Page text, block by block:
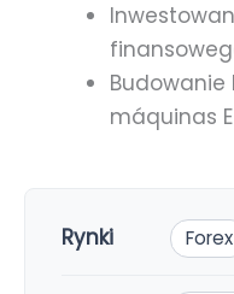
Budowanie
máquinas
Rynki Forex